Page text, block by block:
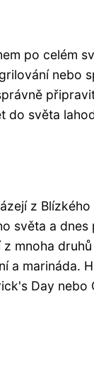
po celém
nebo
do světa
z
světa a dnes
mnoha druhů
a marináda.
Day nebo